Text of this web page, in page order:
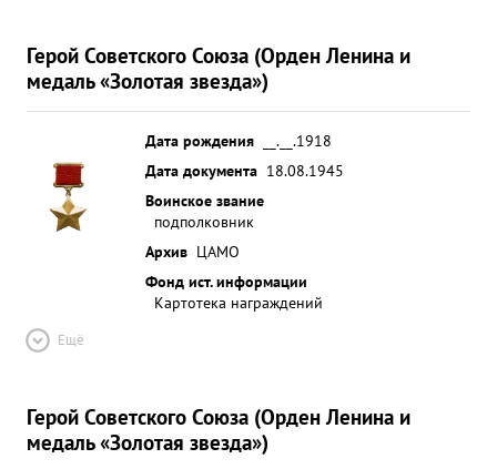
Герой Советского Союза (Орден Ленина и
медаль «Золотая звезда»)
Дата рождения
__.__.1918
Дата документа 18.08.1945
Воинское звание
подполковник
Архив ЦАМО
Фонд ист. информации
Картотека награждений
Ещё
Герой Советского Союза (Орден Ленина и
медаль «Золотая звезда»)